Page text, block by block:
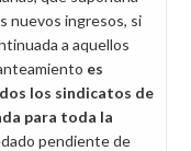
nuevos ingresos, si
a aquellos
es
los sindicatos de
para toda la
pendiente de